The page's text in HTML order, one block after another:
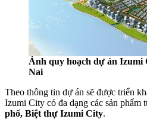
Ảnh quy hoạch dự án Izumi
Nai
Theo thông tin dự án sẽ được triển
Izumi City có đa dạng các sản phẩm
phố, Biệt thự Izumi City.